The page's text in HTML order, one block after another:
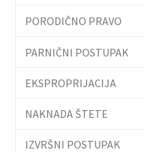
PORODIČNO PRAVO
PARNIČNI POSTUPAK
EKSPROPRIJACIJA
NAKNADA ŠTETE
IZVRŠNI POSTUPAK